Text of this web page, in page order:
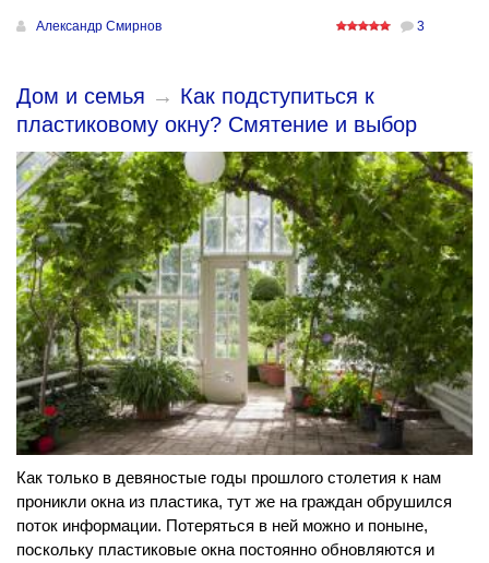
Александр Смирнов 3
Дом и семья → Как подступиться к
пластиковому окну? Смятение и выбор
Как только в девяностые годы прошлого столетия к нам
проникли окна из пластика, тут же на граждан обрушился
поток информации. Потеряться в ней можно и поныне,
поскольку пластиковые окна постоянно обновляются и